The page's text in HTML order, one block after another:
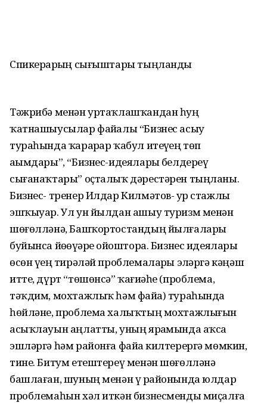
Спикерҙарҙың сығыштары тыңланды
Тәжрибә менән уртаҡлашҡандан һуң
ҡатнашыусылар файҙалы “Бизнес асыу
тураһында ҡарарҙар ҡабул итеүҙең төп
аҙымдары”, “Бизнес-идеяларҙы белдереү
сығанаҡтары” оҫталыҡ дәрестәрен тыңланы.
Бизнес- тренер Илдар Килмәтов- ҙур стажлы
эшҡыуар. Ул ун йылдан ашыу туризм менән
шөғөлләнә, Башҡортостандың йылғалары
буйынса йөҙөүҙәрҙе ойоштора. Бизнес идеялары
өсөн үҙең тирәләй проблемаларҙы эҙләргә кәңәш
итте, дүрт “төшөнсә” ҡағиҙәһе (проблема,
тәҡдим, мохтажлыҡ һәм файҙа) тураһында
һөйләне, проблема халыҡтың мохтажлығын
асыҡлауын аңлатты, уның ярҙамында аҡса
эшләргә һәм районға файҙа килтерергә мөмкин,
тине. Битум етештереү менән шөғөлләнә
башлаған, шуның менән үҙ районында юлдар
проблемаһын хәл иткән бизнесменды миҫалға